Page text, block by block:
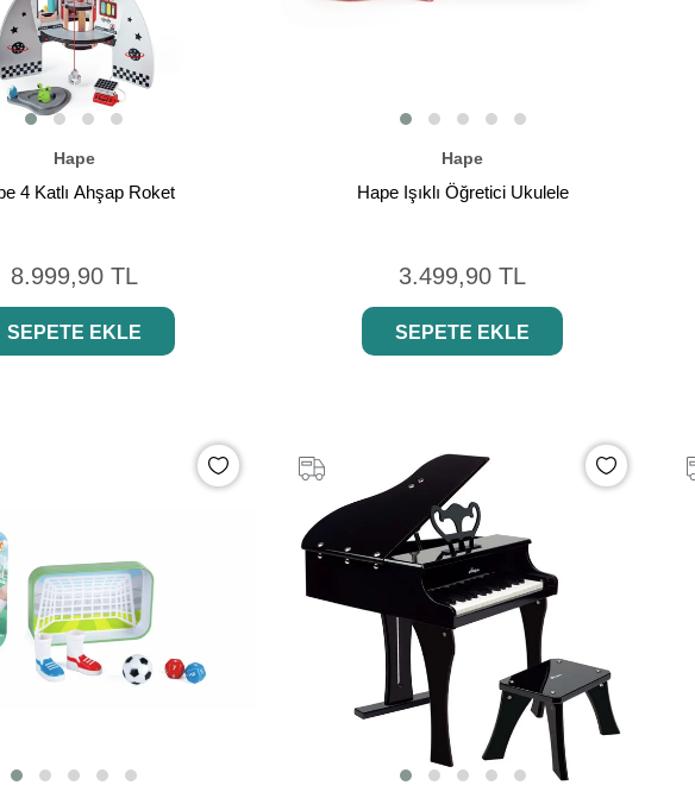
Hape
4 Katlı Ahşap Roket
8.999,90 TL
SEPETE EKLE
Hape
Hape Işıklı Öğretici Ukulele
3.499,90 TL
SEPETE EKLE